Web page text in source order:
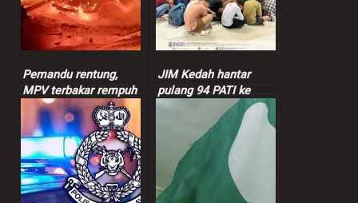
Pemandu rentung,
MPV terbakar rempuh
treler
JIM Kedah hantar
pulang 94 PATI ke
negara asal